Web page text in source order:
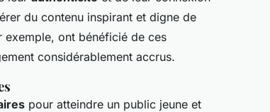
du contenu inspirant et digne de
exemple, ont bénéficié de ces
considérablement accrus.
pour atteindre un public jeune et